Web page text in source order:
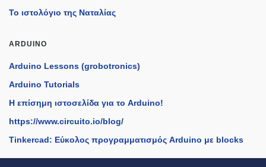
Το ιστολόγιο της Ναταλίας
ARDUINO
Arduino Lessons (grobotronics)
Arduino Tutorials
H επίσημη ιστοσελίδα για το Arduino!
https://www.circuito.io/blog/
Tinkercad: Εύκολος προγραμματισμός Arduino με blocks